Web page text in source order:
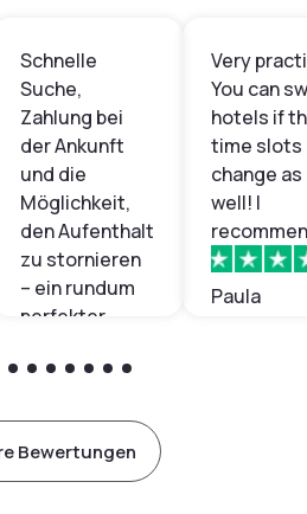
Schnelle
Suche,
Zahlung bei
der Ankunft
und die
Möglichkeit,
den Aufenthalt
zu stornieren
– ein rundum
perfekter
Vielen Dank!
Very
You can
hotels if
time slots
change as
well! I
Paula
Bewertungen